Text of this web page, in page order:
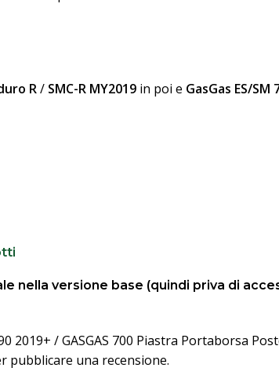
R/ SMC-R MY2019 in poi e GasGas ES/SM
nella versione base (quindi priva di
2019+ / GASGAS 700 Piastra Portaborsa
pubblicare una recensione.